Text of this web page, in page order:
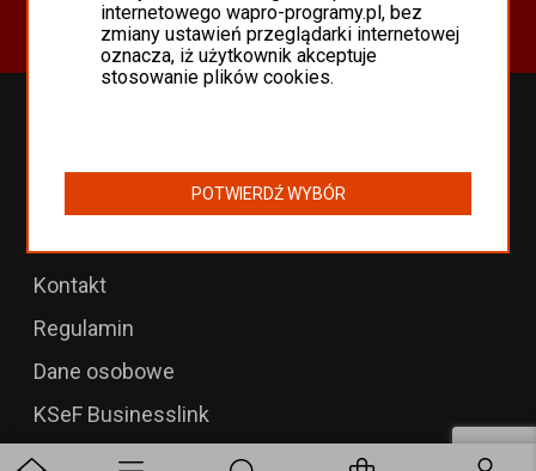
Odnowienia 365 i aktualizacje
Programy WAPRO
Kontakt
Regulamin
Dane osobowe
KSeF Businesslink
internetowego wapro-programy.pl, bez
zmiany ustawień przeglądarki internetowej
oznacza, iż użytkownik akceptuje
stosowanie plików cookies.
POTWIERDŹ WYBÓR